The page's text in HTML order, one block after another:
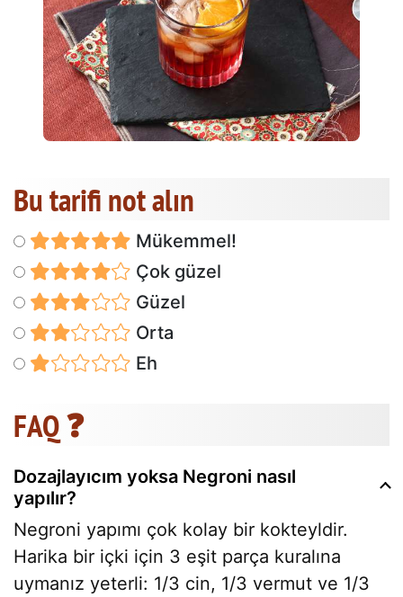
Bu tarifi not alın
Mükemmel!
Çok güzel
Güzel
Orta
Eh
FAQ ❓
Dozajlayıcım yoksa Negroni nasıl
yapılır?
Negroni yapımı çok kolay bir kokteyldir.
Harika bir içki için 3 eşit parça kuralına
uymanız yeterli: 1/3 cin, 1/3 vermut ve 1/3